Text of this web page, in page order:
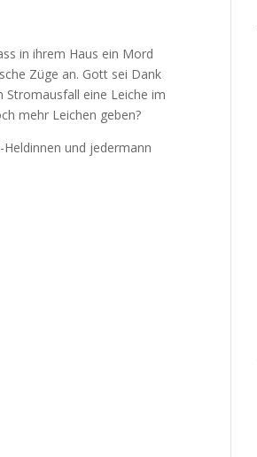
in ihrem Haus ein Mord
Züge an. Gott sei Dank
Stromausfall eine Leiche im
mehr Leichen geben?
und jedermann